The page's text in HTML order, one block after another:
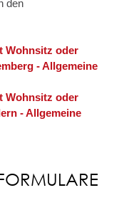
den
Wohnsitz oder
- Allgemeine
Wohnsitz oder
- Allgemeine